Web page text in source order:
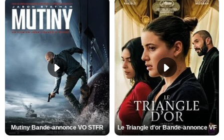
Mutiny Bande-annonce VO STFR Le Triangle d'or Bande-annonce VF